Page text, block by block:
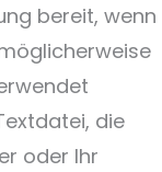
bereit, wenn
die
oder Ihr